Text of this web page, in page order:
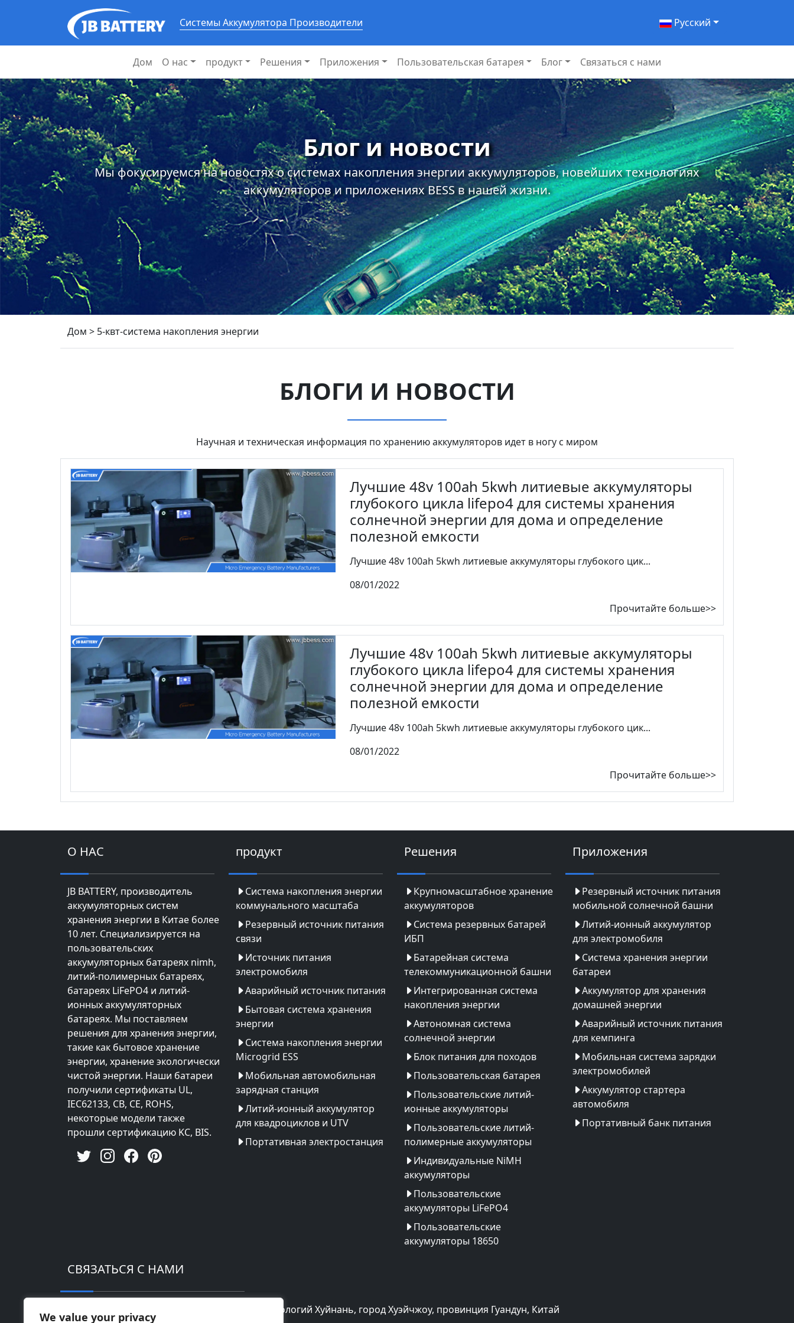
We value your privacy
Системы Аккумулятора Производители Pусский
Дом О нас продукт Решения Приложения Пользовательская батарея Блог Связаться с нами
Блог и новости
Мы фокусируемся на новостях о системах накопления энергии аккумуляторов, новейших технологиях
аккумуляторов и приложениях BESS в нашей жизни.
Дом > 5-квт-система накопления энергии
БЛОГИ И НОВОСТИ
Научная и техническая информация по хранению аккумуляторов идет в ногу с миром
Лучшие 48v 100ah 5kwh литиевые аккумуляторы
глубокого цикла lifepo4 для системы хранения
солнечной энергии для дома и определение
полезной емкости
Лучшие 48v 100ah 5kwh литиевые аккумуляторы глубокого цик...
08/01/2022
Прочитайте больше>>
Лучшие 48v 100ah 5kwh литиевые аккумуляторы
глубокого цикла lifepo4 для системы хранения
солнечной энергии для дома и определение
полезной емкости
Лучшие 48v 100ah 5kwh литиевые аккумуляторы глубокого цик...
08/01/2022
Прочитайте больше>>
О НАС
JB BATTERY, производитель
аккумуляторных систем
хранения энергии в Китае более
10 лет. Специализируется на
пользовательских
аккумуляторных батареях nimh,
литий-полимерных батареях,
батареях LiFePO4 и литий-
ионных аккумуляторных
батареях. Мы поставляем
решения для хранения энергии,
такие как бытовое хранение
энергии, хранение экологически
чистой энергии. Наши батареи
получили сертификаты UL,
IEC62133, CB, CE, ROHS,
некоторые модели также
прошли сертификацию KC, BIS.
продукт
Система накопления энергии
коммунального масштаба
Резервный источник питания
связи
Источник питания
электромобиля
Аварийный источник питания
Бытовая система хранения
энергии
Система накопления энергии
Microgrid ESS
Мобильная автомобильная
зарядная станция
Литий-ионный аккумулятор
для квадроциклов и UTV
Портативная электростанция
Решения
Крупномасштабное хранение
аккумуляторов
Система резервных батарей
ИБП
Батарейная система
телекоммуникационной башни
Интегрированная система
накопления энергии
Автономная система
солнечной энергии
Блок питания для походов
Пользовательская батарея
Пользовательские литий-
ионные аккумуляторы
Пользовательские литий-
полимерные аккумуляторы
Индивидуальные NiMH
аккумуляторы
Пользовательские
аккумуляторы LiFePO4
Пользовательские
аккумуляторы 18650
Приложения
Резервный источник питания
мобильной солнечной башни
Литий-ионный аккумулятор
для электромобиля
Система хранения энергии
батареи
Аккумулятор для хранения
домашней энергии
Аварийный источник питания
для кемпинга
Мобильная система зарядки
электромобилей
Аккумулятор стартера
автомобиля
Портативный банк питания
СВЯЗАТЬСЯ С НАМИ
Адрес: Промышленный парк высоких технологий Хуйнань, город Хуэйчжоу, провинция Гуандун, Китай